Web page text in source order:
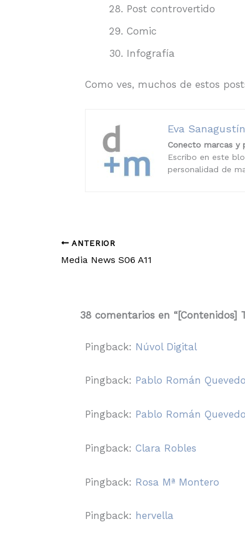
Post controvertido
Comic
Infografía
Como ves, muchos de estos
Eva Sanagustín
Conecto marcas y
Escribo en este
personalidad de
ANTERIOR
Media News S06 A11
38 comentarios en
Pingback: Núvol Digital
Pingback: Pablo Román Quevedo
Pingback: Pablo Román Quevedo
Pingback: Clara Robles
Pingback: Rosa Mª Montero
Pingback: hervella